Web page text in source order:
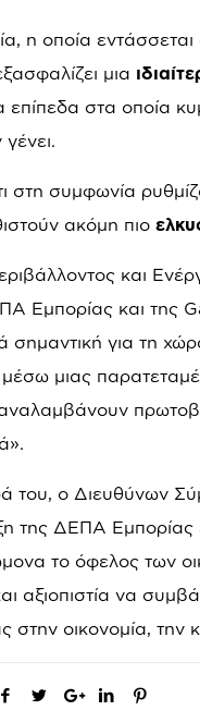
η οποία
μια
επίπεδα στα οποία
στη συμφωνία
ακόμη πιο
και
Εμπορίας και της
σημαντική για τη
μέσω μιας
του, ο Διευθύνων
της ΔΕΠΑ Εμπορίας
το όφελος των
αξιοπιστία να
οικονομία, την